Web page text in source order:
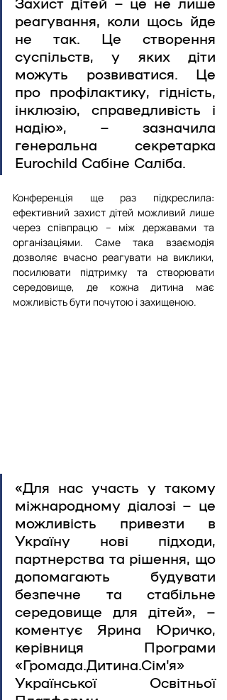
реагування, коли щось йде
не так. Це створення
суспільств, у яких діти
можуть розвиватися. Це
про профілактику, гідність,
інклюзію, справедливість і
надію», – зазначила
генеральна секретарка
Eurochild Сабіне Саліба.
Конференція ще раз підкреслила:
ефективний захист дітей можливий лише
через співпрацю – між державами та
організаціями. Саме така взаємодія
дозволяє вчасно реагувати на виклики,
посилювати підтримку та створювати
середовище, де кожна дитина має
можливість бути почутою і захищеною.
«Для нас участь у такому
міжнародному діалозі – це
можливість привезти в
Україну нові підходи,
партнерства та рішення, що
допомагають будувати
безпечне та стабільне
середовище для дітей», –
коментує Ярина Юричко,
керівниця Програми
«Громада.Дитина.Сім'я»
Української Освітньої